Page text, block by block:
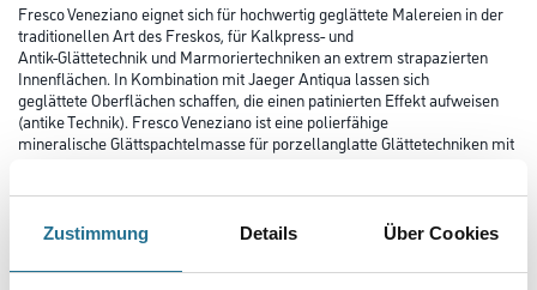
Zustimmung Details Über Cookies
Fresco Veneziano eignet sich für hochwertig geglättete Malereien in der
traditionellen Art des Freskos, für Kalkpress- und
Antik-Glättetechnik und Marmoriertechniken an extrem strapazierten
Innenflächen. In Kombination mit Jaeger Antiqua lassen sich
geglättete Oberflächen schaffen, die einen patinierten Effekt aufweisen
(antike Technik). Fresco Veneziano ist eine polierfähige
mineralische Glättspachtelmasse für porzellanglatte Glättetechniken mit